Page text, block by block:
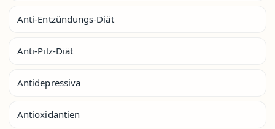
Anti-Entzündungs-Diät
Anti-Pilz-Diät
Antidepressiva
Antioxidantien